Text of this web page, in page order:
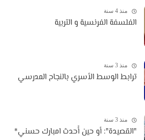
منذ 4 سنة
الفلسفة الفرنسية و التربية
منذ 3 سنة
ترابط الوسط الأسري بالنجاح المدرسي
منذ 3 سنة
"القصيدة": أو حين أُحدث امبارك حسني*